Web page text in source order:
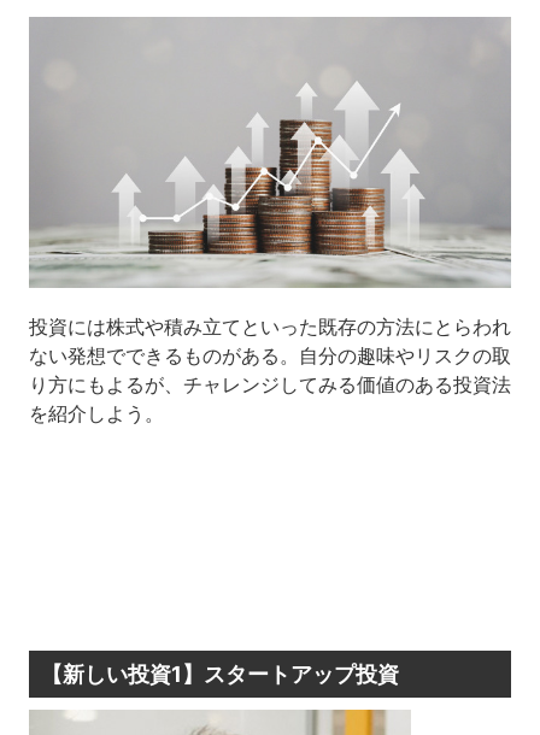
投資には株式や積み立てといった既存の方法にとらわれ
ない発想でできるものがある。自分の趣味やリスクの取
り方にもよるが、チャレンジしてみる価値のある投資法
を紹介しよう。
【新しい投資1】スタートアップ投資